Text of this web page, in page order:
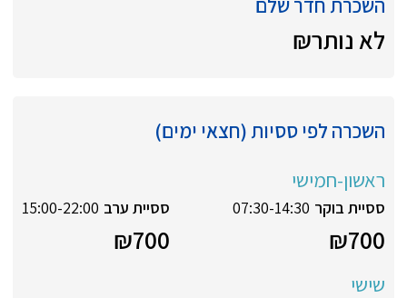
לא נותר₪
השכרה לפי ססיות (חצאי ימים)
ראשון-חמישי
ססיית בוקר 07:30-14:30
700
₪
ססיית ערב 15:00-22:00
700
₪
שישי